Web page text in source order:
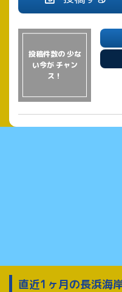
投稿件数の 少な
い今が チャン
ス！
直近1ヶ月の長浜海